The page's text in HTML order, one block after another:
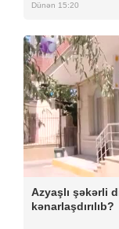
Dünən 15:20
Azyaşlı şəkərli
kənarlaşdırılıb?